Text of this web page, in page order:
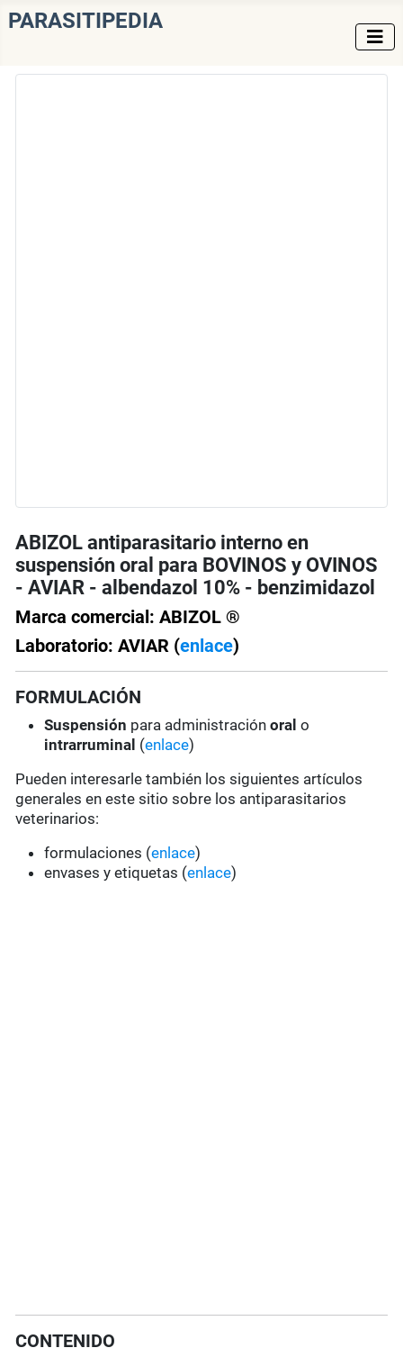
PARASITIPEDIA
ABIZOL antiparasitario interno en
suspensión oral para BOVINOS y OVINOS
- AVIAR - albendazol 10% - benzimidazol
Marca comercial: ABIZOL ®
Laboratorio: AVIAR (enlace)
FORMULACIÓN
Suspensión para administraciónoral o
intrarruminal (enlace)
Pueden interesarle también los siguientes artículos
generales en este sitio sobre los antiparasitarios
veterinarios:
formulaciones (enlace)
envases y etiquetas (enlace)
CONTENIDO